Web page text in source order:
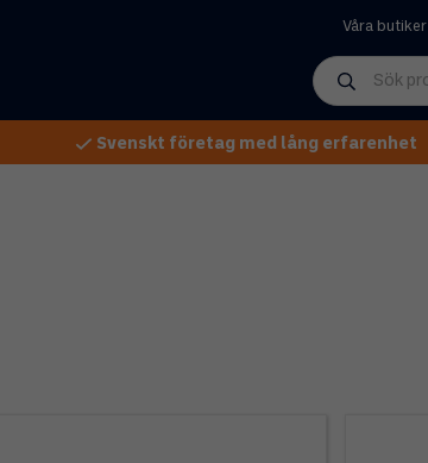
Våra butiker
Svenskt företag med lång erfarenhet